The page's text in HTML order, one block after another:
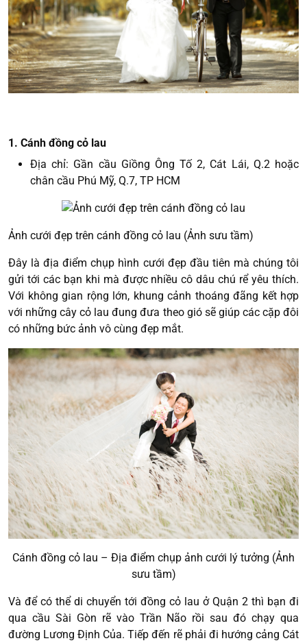
1. Cánh đồng cỏ lau
Địa chỉ: Gần cầu Giồng Ông Tố 2, Cát Lái, Q.2 hoặc
chân cầu Phú Mỹ, Q.7, TP HCM
Ảnh cưới đẹp trên cánh đồng cỏ lau (Ảnh sưu tầm)
Đây là địa điểm chụp hình cưới đẹp đầu tiên mà chúng tôi
gửi tới các bạn khi mà được nhiều cô dâu chú rể yêu thích.
Với không gian rộng lớn, khung cảnh thoáng đãng kết hợp
với những cây cỏ lau đung đưa theo gió sẽ giúp các cặp đôi
có những bức ảnh vô cùng đẹp mắt.
Cánh đồng cỏ lau – Địa điểm chụp ảnh cưới lý tưởng (Ảnh
sưu tầm)
Và để có thể di chuyển tới đồng cỏ lau ở Quận 2 thì bạn đi
qua cầu Sài Gòn rẽ vào Trần Não rồi sau đó chạy qua
đường Lương Định Của. Tiếp đến rẽ phải đi hướng cảng Cát